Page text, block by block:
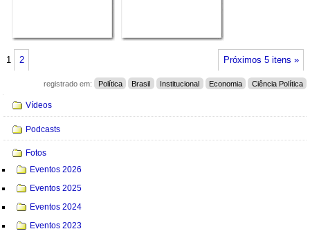
Próximos 5 itens »
1 2
registrado em: Política Brasil Institucional Economia Ciência Política
Navegação
Vídeos
Podcasts
Fotos
Eventos 2026
Eventos 2025
Eventos 2024
Eventos 2023